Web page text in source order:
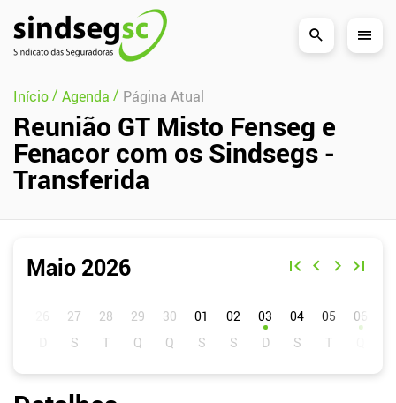
Pular Navegação (s)
Início/ Agenda / Página Atual
Reunião GT Misto Fenseg e
Fenacor com os Sindsegs -
Transferida
Maio 2026
01 02 03 04 05 06